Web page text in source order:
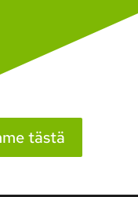
tästä